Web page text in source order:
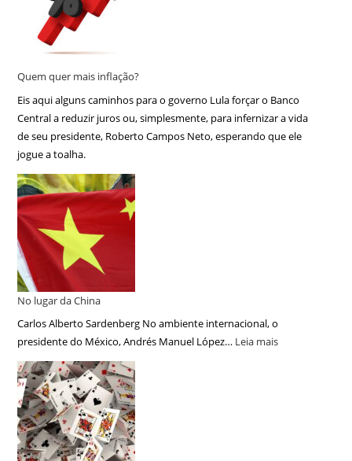
Quem quer mais inflação?
Eis aqui alguns caminhos para o governo Lula forçar o Banco
Central a reduzir juros ou, simplesmente, para infernizar a vida
de seu presidente, Roberto Campos Neto, esperando que ele
jogue a toalha.
No lugar da China
Carlos Alberto Sardenberg No ambiente internacional, o
presidente do México, Andrés Manuel López… Leia mais